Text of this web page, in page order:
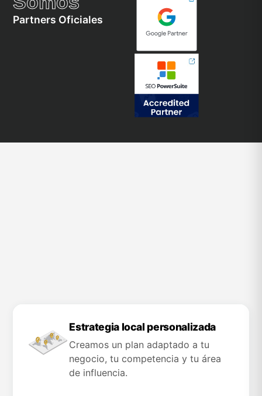
Partners Oficiales
Estrategia local personalizada
Creamos un plan adaptado a tu
negocio, tu competencia y tu área
de influencia.